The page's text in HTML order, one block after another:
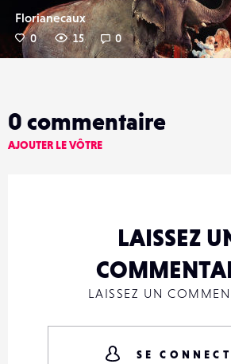
Florianecaux
0 15 0
0 commentaire
AJOUTER LE VÔTRE
LAISSEZ
LAISSEZ UN
SE